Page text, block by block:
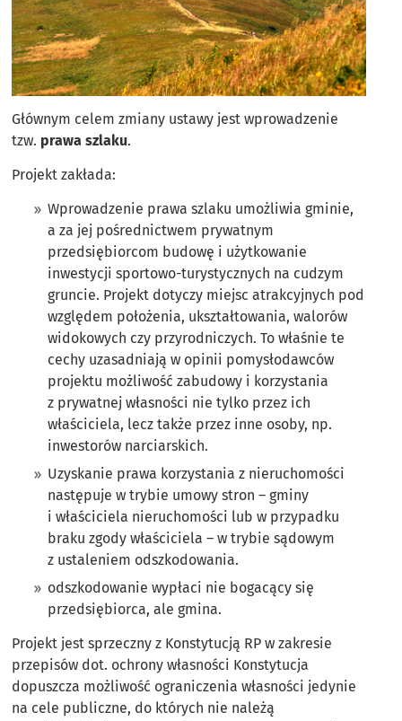
Głównym celem zmiany ustawy jest wprowadzenie
tzw. prawa szlaku.
Projekt zakłada:
Wprowadzenie prawa szlaku umożliwia gminie,
a za jej pośrednictwem prywatnym
przedsiębiorcom budowę i użytkowanie
inwestycji sportowo-turystycznych na cudzym
gruncie. Projekt dotyczy miejsc atrakcyjnych pod
względem położenia, ukształtowania, walorów
widokowych czy przyrodniczych. To właśnie te
cechy uzasadniają w opinii pomysłodawców
projektu możliwość zabudowy i korzystania
z prywatnej własności nie tylko przez ich
właściciela, lecz także przez inne osoby, np.
inwestorów narciarskich.
Uzyskanie prawa korzystania z nieruchomości
następuje w trybie umowy stron – gminy
i właściciela nieruchomości lub w przypadku
braku zgody właściciela – w trybie sądowym
z ustaleniem odszkodowania.
odszkodowanie wypłaci nie bogacący się
przedsiębiorca, ale gmina.
Projekt jest sprzeczny z Konstytucją RP w zakresie
przepisów dot. ochrony własności Konstytucja
dopuszcza możliwość ograniczenia własności jedynie
na cele publiczne, do których nie należą